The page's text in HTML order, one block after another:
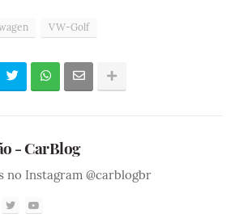
VW-Golf
- CarBlog
no Instagram @carblogbr